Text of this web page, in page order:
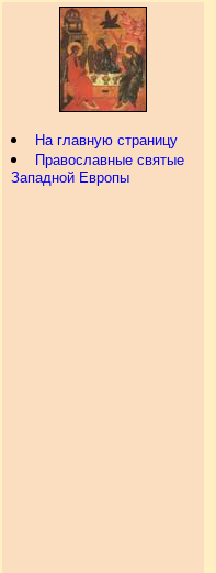
На главную страницу
Православные святые
Западной Европы